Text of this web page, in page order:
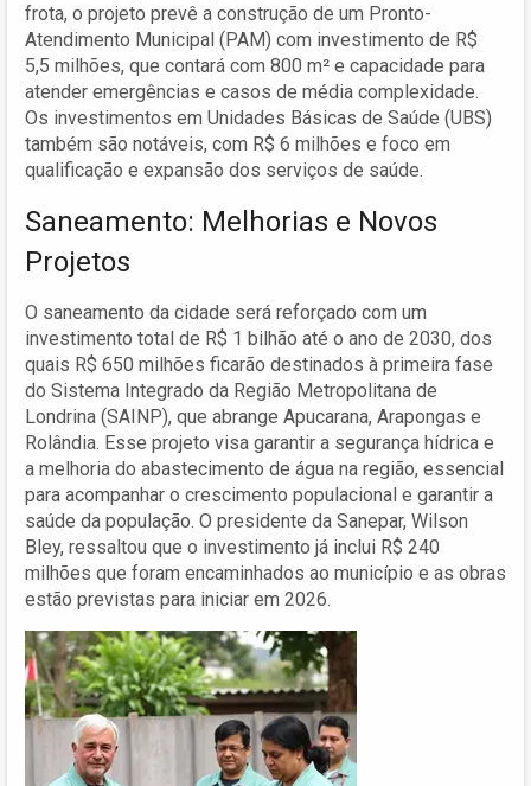
frota, o projeto prevê a construção de um Pronto-
Atendimento Municipal (PAM) com investimento de R$
5,5 milhões, que contará com 800 m² e capacidade para
atender emergências e casos de média complexidade.
Os investimentos em Unidades Básicas de Saúde (UBS)
também são notáveis, com R$ 6 milhões e foco em
qualificação e expansão dos serviços de saúde.
Saneamento: Melhorias e Novos
Projetos
O saneamento da cidade será reforçado com um
investimento total de R$ 1 bilhão até o ano de 2030, dos
quais R$ 650 milhões ficarão destinados à primeira fase
do Sistema Integrado da Região Metropolitana de
Londrina (SAINP), que abrange Apucarana, Arapongas e
Rolândia. Esse projeto visa garantir a segurança hídrica e
a melhoria do abastecimento de água na região, essencial
para acompanhar o crescimento populacional e garantir a
saúde da população. O presidente da Sanepar, Wilson
Bley, ressaltou que o investimento já inclui R$ 240
milhões que foram encaminhados ao município e as obras
estão previstas para iniciar em 2026.